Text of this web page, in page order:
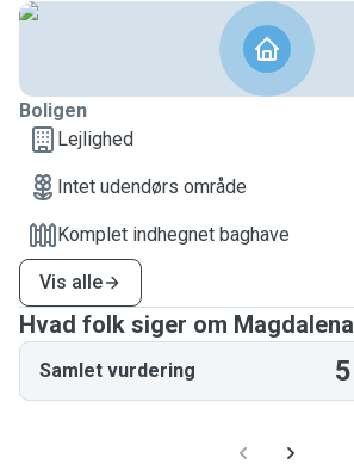
Boligen
Lejlighed
Intet udendørs område
Komplet indhegnet baghave
Vis alle
Hvad folk siger om Magdalena
Samlet vurdering 5